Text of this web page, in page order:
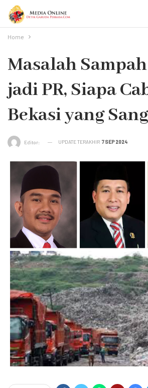
Home
Masalah
jadi PR, Siapa
Bekasi yang
Editor: UPDATE TERAKHIR 7 SEP 2024